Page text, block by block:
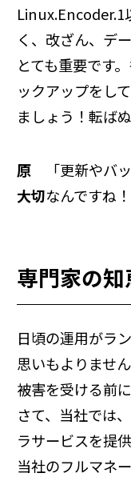
Linux.Encoder.1
く、改ざん、デ
とても重要です
ックアップをし
ましょう！転ば
原 「更新やバ
大切なんですね
専門家の
日頃の運用がラ
思いもよりませ
被害を受ける前
さて、当社では
ラサービスを提
当社のフルマネ